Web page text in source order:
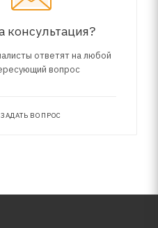
консультация?
ответят на любой
вопрос
ЗАДАТЬ ВОПРОС